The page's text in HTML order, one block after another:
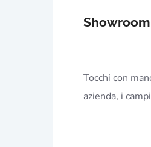
Tocchi con
azienda, i